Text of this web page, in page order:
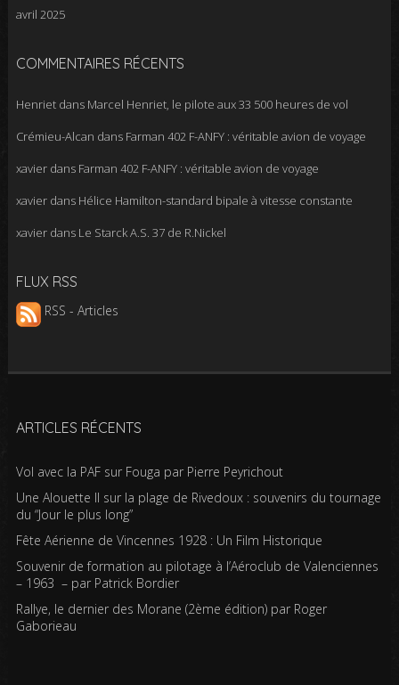
avril 2025
COMMENTAIRES RÉCENTS
Henrietdans Marcel Henriet, le pilote aux 33 500 heures de vol
Crémieu-Alcan dans Farman 402 F-ANFY : véritable avion de voyage
xavierdans Farman 402 F-ANFY : véritable avion de voyage
xavierdans Hélice Hamilton-standard bipale à vitesse constante
xavierdans Le Starck A.S. 37 de R.Nickel
FLUX RSS
RSS - Articles
ARTICLES RÉCENTS
Vol avec la PAF sur Fouga par Pierre Peyrichout
Une Alouette II sur la plage de Rivedoux : souvenirs du tournage
du “Jour le plus long”
Fête Aérienne de Vincennes 1928 : Un Film Historique
Souvenir de formation au pilotage à l’Aéroclub de Valenciennes
– 1963 – par Patrick Bordier
Rallye, le dernier des Morane (2ème édition) par Roger
Gaborieau